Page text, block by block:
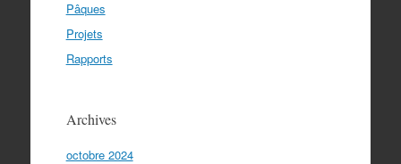
Pâques
Projets
Rapports
Archives
octobre 2024